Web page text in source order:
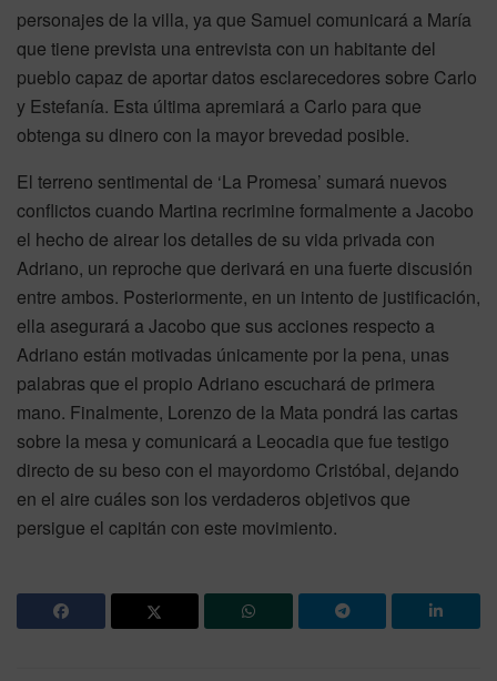
personajes de la villa, ya que Samuel comunicará a María
que tiene prevista una entrevista con un habitante del
pueblo capaz de aportar datos esclarecedores sobre Carlo
y Estefanía. Esta última apremiará a Carlo para que
obtenga su dinero con la mayor brevedad posible.
El terreno sentimental de ‘La Promesa’ sumará nuevos
conflictos cuando Martina recrimine formalmente a Jacobo
el hecho de airear los detalles de su vida privada con
Adriano, un reproche que derivará en una fuerte discusión
entre ambos. Posteriormente, en un intento de justificación,
ella asegurará a Jacobo que sus acciones respecto a
Adriano están motivadas únicamente por la pena, unas
palabras que el propio Adriano escuchará de primera
mano. Finalmente, Lorenzo de la Mata pondrá las cartas
sobre la mesa y comunicará a Leocadia que fue testigo
directo de su beso con el mayordomo Cristóbal, dejando
en el aire cuáles son los verdaderos objetivos que
persigue el capitán con este movimiento.